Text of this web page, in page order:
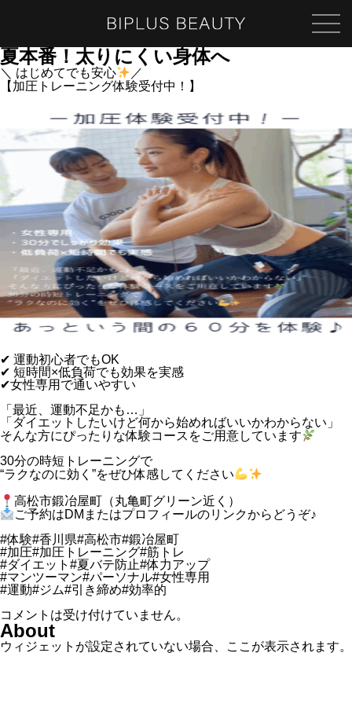
夏本番！太りにくい身体へ
＼ はじめてでも安心
／
【加圧トレーニング体験受付中！】
✔ 運動初心者でもOK
✔ 短時間×低負荷でも効果を実感
✔女性専用で通いやすい
「最近、運動不足かも…」
「ダイエットしたいけど何から始めればいいかわからない」
そんな方にぴったりな体験コースをご用意しています
30分の時短トレーニングで
“ラクなのに効く”をぜひ体感してください
高松市鍛冶屋町（丸亀町グリーン近く）
ご予約はDMまたはプロフィールのリンクからどうぞ♪
#体験#香川県#高松市#鍛冶屋町
#加圧#加圧トレーニング#筋トレ
#ダイエット#夏バテ防止#体力アップ
#マンツーマン#パーソナル#女性専用
#運動#ジム#引き締め#効率的
コメントは受け付けていません。
About
ウィジェットが設定されていない場合、ここが表示されます。